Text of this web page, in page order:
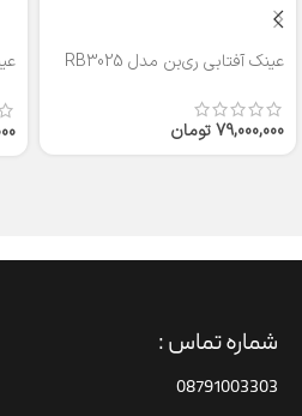
عینک آفتابی ری‌بن مدل RB3025
79,000,000تومان
شماره تماس :
08791003303